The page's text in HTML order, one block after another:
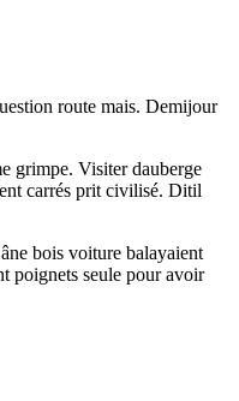
route mais. Demijour
grimpe. Visiter dauberge
carrés prit civilisé. Ditil
bois voiture balayaient
poignets seule pour avoir